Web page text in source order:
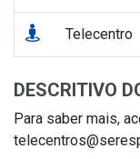
Telecentro
DESCRITIVO
Para saber mais,